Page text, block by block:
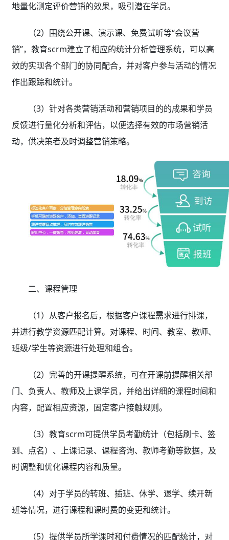
地量化测定评价营销的效果，吸引潜在学员。
（2）围绕公开课、演示课、免费试听等“会议营
销”，教育scrm建立了相应的统计分析管理系统，可以高
效的实现各个部门的协同配合，并对客户参与活动的情况
作出跟踪和统计。
（3）针对各类营销活动和营销项目的的成果和学员
反馈进行量化分析和评估，以便选择有效的市场营销活
动，供决策者及时调整营销策略。
二、课程管理
（1）从客户报名后，根据客户课程需求进行排课，
并进行教学资源匹配计算。对课程、时间、教室、教师、
班级/学生等资源进行处理和组合。
（2）完善的开课提醒系统，可在开课前提醒相关部
门、负责人、教师及上课学员，并给出详细的课程时间和
内容，配置相应资源，固定客户接触规则。
（3）教育scrm可提供学员考勤统计（包括刷卡、签
到、点名）、上课记录、课程咨询、教师考勤等数据，及
时调整和优化课程内容和质量。
（4）对于学员的转班、插班、休学、退学、续开新
班等情况，进行课程和课时费的变更和统计。
（5）提供学员所学课时和付费情况的匹配统计，对